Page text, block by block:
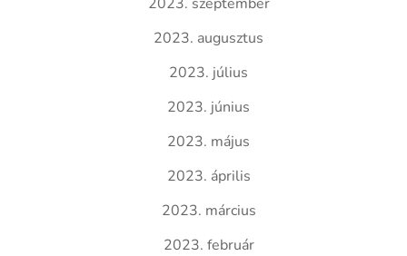
2023. augusztus
2023. július
2023. június
2023. május
2023. április
2023. március
2023. február